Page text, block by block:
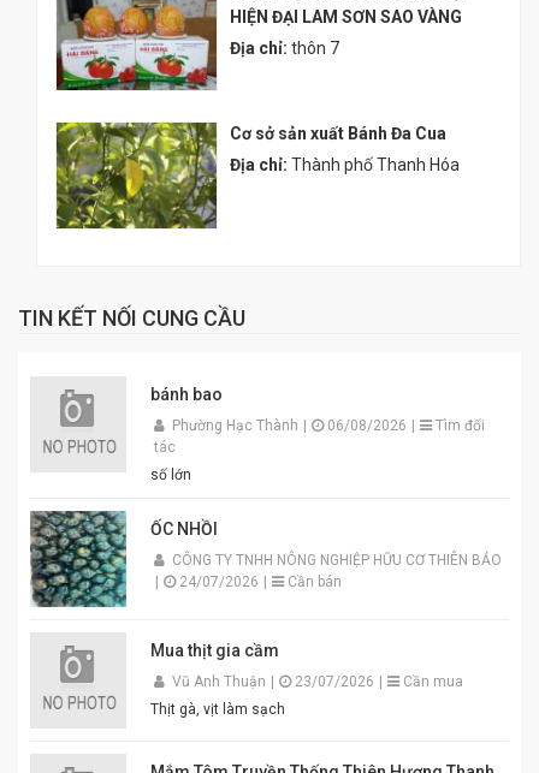
HIỆN ĐẠI LAM SƠN SAO VÀNG
Địa chỉ: thôn 7
Cơ sở sản xuất Bánh Đa Cua
Địa chỉ: Thành phố Thanh Hóa
TIN KẾT NỐI CUNG CẦU
bánh bao
Phường Hạc Thành 06/08/2026
Tìm đối
tác
số lớn
ỐC NHỒI
CÔNG TY TNHH NÔNG NGHIỆP HỮU CƠ THIÊN BẢO
24/07/2026 Cần bán
Mua thịt gia cầm
Vũ Anh Thuận 23/07/2026
Cần mua
Thịt gà, vịt làm sạch